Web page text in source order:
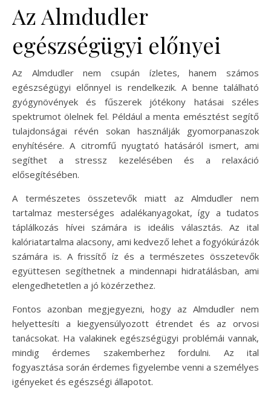
Az Almdudler
egészségügyi előnyei
Az Almdudler nem csupán ízletes, hanem számos
egészségügyi előnnyel is rendelkezik. A benne található
gyógynövények és fűszerek jótékony hatásai széles
spektrumot ölelnek fel. Például a menta emésztést segítő
tulajdonságai révén sokan használják gyomorpanaszok
enyhítésére. A citromfű nyugtató hatásáról ismert, ami
segíthet a stressz kezelésében és a relaxáció
elősegítésében.
A természetes összetevők miatt az Almdudler nem
tartalmaz mesterséges adalékanyagokat, így a tudatos
táplálkozás hívei számára is ideális választás. Az ital
kalóriatartalma alacsony, ami kedvező lehet a fogyókúrázók
számára is. A frissítő íz és a természetes összetevők
együttesen segíthetnek a mindennapi hidratálásban, ami
elengedhetetlen a jó közérzethez.
Fontos azonban megjegyezni, hogy az Almdudler nem
helyettesíti a kiegyensúlyozott étrendet és az orvosi
tanácsokat. Ha valakinek egészségügyi problémái vannak,
mindig érdemes szakemberhez fordulni. Az ital
fogyasztása során érdemes figyelembe venni a személyes
igényeket és egészségi állapotot.